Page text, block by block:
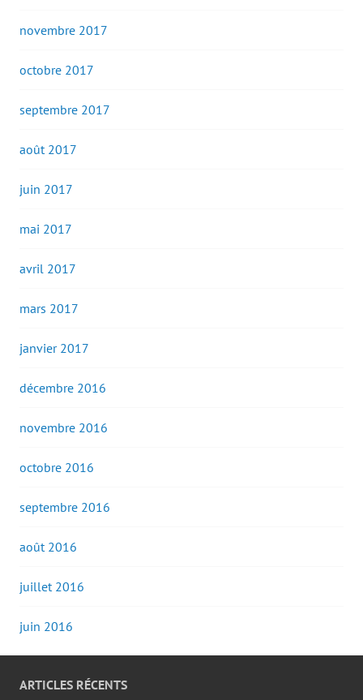
novembre 2017
octobre 2017
septembre 2017
août 2017
juin 2017
mai 2017
avril 2017
mars 2017
janvier 2017
décembre 2016
novembre 2016
octobre 2016
septembre 2016
août 2016
juillet 2016
juin 2016
ARTICLES RÉCENTS